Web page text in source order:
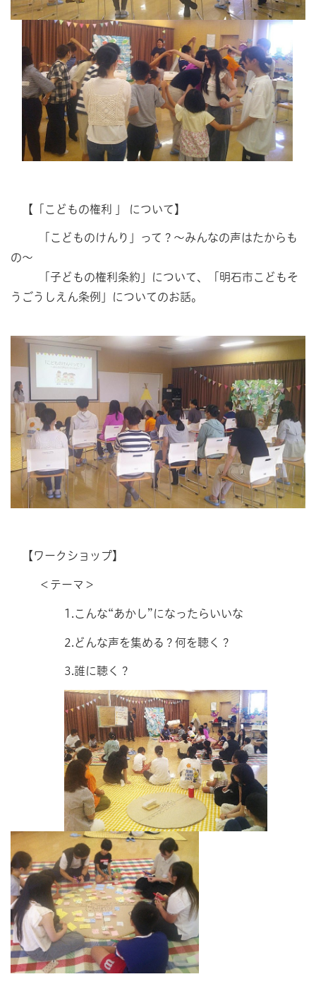
【「こどもの権利 」 について】
「こどものけんり」って？～みんなの声はたからも
の～
「子どもの権利条約」について、「明石市こどもそ
うごうしえん条例」についてのお話。
【ワークショップ】
＜テーマ＞
1.こんな“あかし”になったらいいな
2.どんな声を集める？何を聴く？
3.誰に聴く？